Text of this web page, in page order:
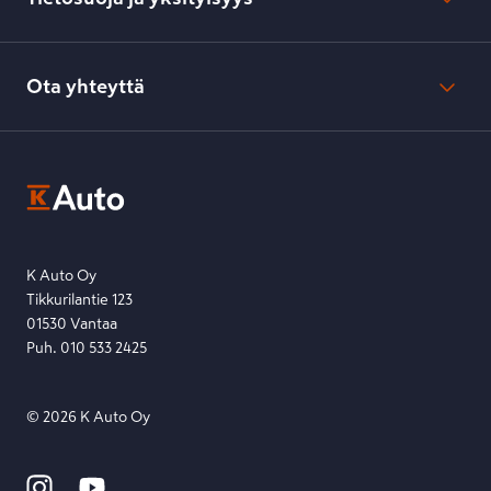
Verkkokaupan peruuttamisilmoitus
Saavutettavuus
Kesko-konsernin verkkoselailurekisteri
K-Ryhmän evästekäytännöt
Ota yhteyttä
Etsi toimipiste
K Auto Oy
Tikkurilantie 123
01530 Vantaa
Puh. 010 533 2425
© 2026 K Auto Oy